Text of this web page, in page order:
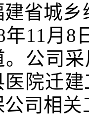
建省城
年11月8
。公司采
医院迁
公司相